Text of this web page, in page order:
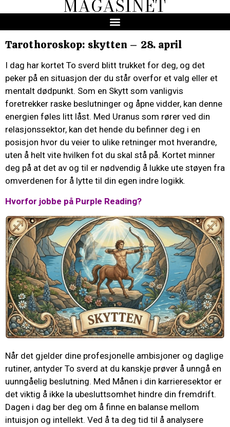
MAGASINET
Tarothoroskop: skytten – 28. april
I dag har kortet To sverd blitt trukket for deg, og det
peker på en situasjon der du står overfor et valg eller et
mentalt dødpunkt. Som en Skytt som vanligvis
foretrekker raske beslutninger og åpne vidder, kan denne
energien føles litt låst. Med Uranus som rører ved din
relasjonssektor, kan det hende du befinner deg i en
posisjon hvor du veier to ulike retninger mot hverandre,
uten å helt vite hvilken fot du skal stå på. Kortet minner
deg på at det av og til er nødvendig å lukke ute støyen fra
omverdenen for å lytte til din egen indre logikk.
Hvorfor jobbe på Purple Reading?
Når det gjelder dine profesjonelle ambisjoner og daglige
rutiner, antyder To sverd at du kanskje prøver å unngå en
uunngåelig beslutning. Med Månen i din karrieresektor er
det viktig å ikke la ubesluttsomhet hindre din fremdrift.
Dagen i dag ber deg om å finne en balanse mellom
intuisjon og intellekt. Ved å ta deg tid til å analysere